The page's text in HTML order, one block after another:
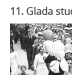
11. Glada